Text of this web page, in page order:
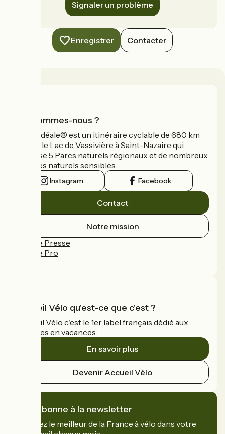
Signaler un problème
Enregistrer Contacter
Qui sommes-nous ?
La Vélidéale® est un itinéraire cyclable de 680 km
reliant le Lac de Vassivière à Saint-Nazaire qui
traverse 5 Parcs naturels régionaux et de nombreux
espaces naturels sensibles.
Instagram Facebook
Contact
Notre mission
Espace Presse
Espace Pro
Accueil Vélo qu'est-ce que c'est ?
Accueil Vélo c'est le 1er label français dédié aux
cyclistes en vacances.
En savoir plus
Devenir Accueil Vélo
Je m'abonne à la newsletter
Recevez le meilleur de la France à vélo dans votre